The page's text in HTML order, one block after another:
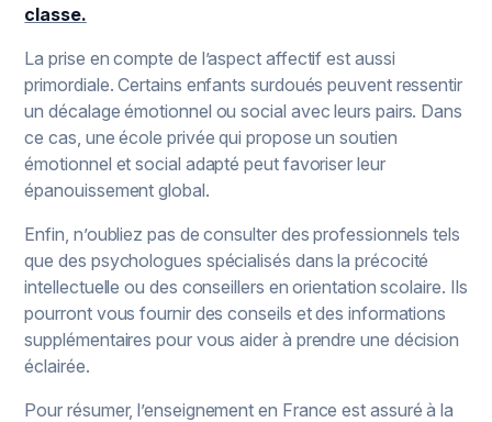
classe.
La prise en compte de l’aspect affectif est aussi
primordiale. Certains enfants surdoués peuvent ressentir
un décalage émotionnel ou social avec leurs pairs. Dans
ce cas, une école privée qui propose un soutien
émotionnel et social adapté peut favoriser leur
épanouissement global.
Enfin, n’oubliez pas de consulter des professionnels tels
que des psychologues spécialisés dans la précocité
intellectuelle ou des conseillers en orientation scolaire. Ils
pourront vous fournir des conseils et des informations
supplémentaires pour vous aider à prendre une décision
éclairée.
Pour résumer, l’enseignement en France est assuré à la